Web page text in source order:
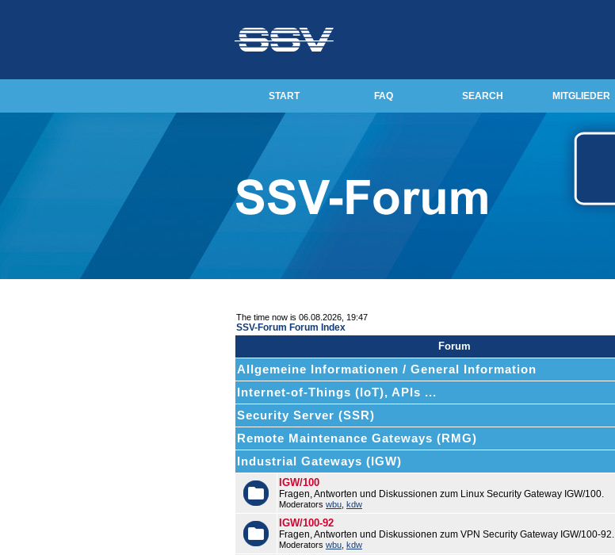
START FAQ SEARCH MITGLIEDER
The time now is 06.08.2026, 19:47
SSV-Forum Forum Index
Forum
Allgemeine Informationen / General Information
Internet-of-Things (IoT), APIs ...
Security Server (SSR)
Remote Maintenance Gateways (RMG)
Industrial Gateways (IGW)
IGW/100
Fragen, Antworten und Diskussionen zum Linux Security Gateway IGW/100.
Moderators wbu kdw
IGW/100-92
Fragen, Antworten und Diskussionen zum VPN Security Gateway IGW/100-92.
Moderators wbu kdw